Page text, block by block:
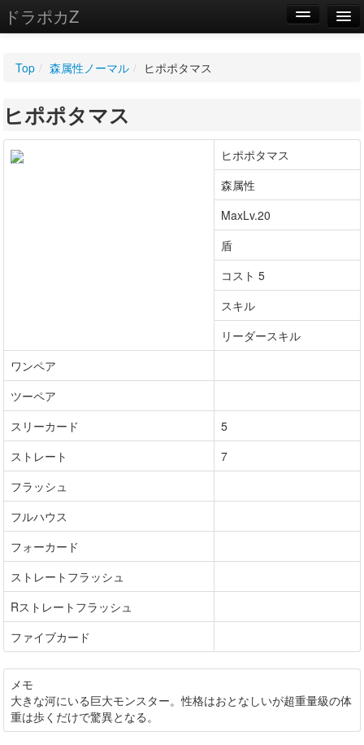
ドラポカZ
WIKI
設定
Top / 森属性ノーマル / ヒポポタマス
ヒポポタマス
ヒポポタマス
森属性
MaxLv.20
盾
コスト 5
スキル
リーダースキル
ワンペア
ツーペア
スリーカード
5
ストレート
7
フラッシュ
フルハウス
フォーカード
ストレートフラッシュ
Rストレートフラッシュ
ファイブカード
メモ
大きな河にいる巨大モンスター。性格はおとなしいが超重量級の体
重は歩くだけで驚異となる。